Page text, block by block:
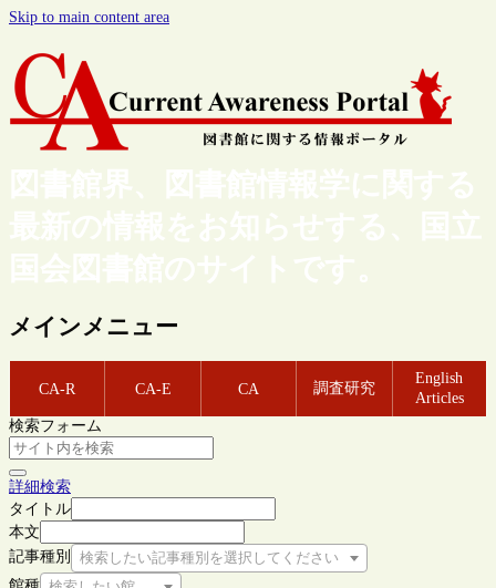
Skip to main content area
図書館界、図書館情報学に関する
最新の情報をお知らせする、国立
国会図書館のサイトです。
メインメニュー
CA-R CA-E CA 調査研究
English
Articles
検索フォーム
詳細検索
タイトル
本文
記事種別
検索したい記事種別を選択してください